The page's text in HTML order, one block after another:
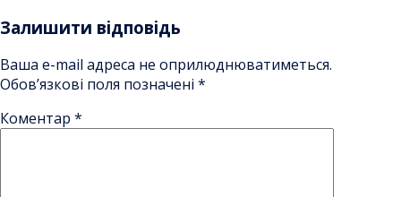
Залишити відповідь
Ваша e-mail адреса не оприлюднюватиметься.
Обов’язкові поля позначені *
Коментар *